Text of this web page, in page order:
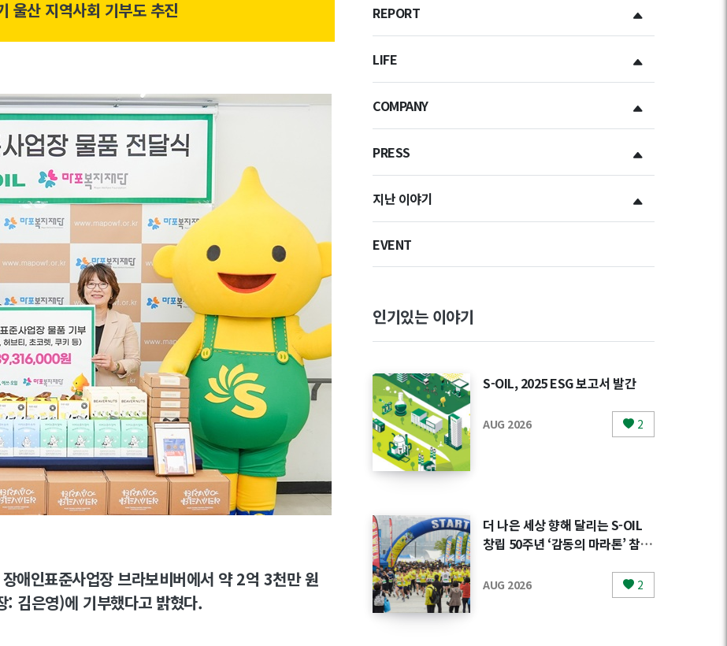
울산 지역사회 기부도 추진
애인표준사업장 브라보비버에서 약 2억 3천만 원
: 김은영)에 기부했다고 밝혔다.
REPORT
LIFE
COMPANY
PRESS
지난 이야기
EVENT
인기있는 이야기
S-OIL, 2025 ESG 보고서 발간
AUG 2026 2
더 나은 세상 향해 달리는 S-OIL
창립 50주년 ‘감동의 마라톤’ 참가
AUG 2026 2